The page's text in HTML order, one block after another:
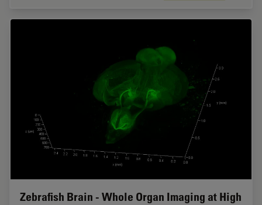
Zebrafish Brain - Whole Organ Imaging at High